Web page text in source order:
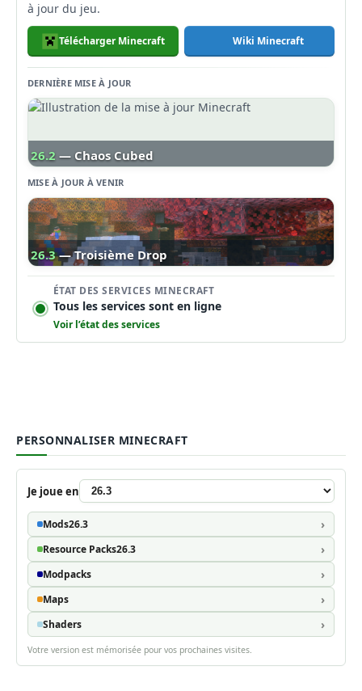
à jour du jeu.
Télécharger Minecraft Wiki Minecraft
DERNIÈRE MISE À JOUR
26.2 — Chaos Cubed
MISE À JOUR À VENIR
26.3 — Troisième Drop
ÉTAT DES SERVICES MINECRAFT
Tous les services sont en ligne
Voir l’état des services
PERSONNALISER MINECRAFT
Je joue en
Mods26.3
Resource Packs26.3
Modpacks
Maps
Shaders
Votre version est mémorisée pour vos prochaines visites.